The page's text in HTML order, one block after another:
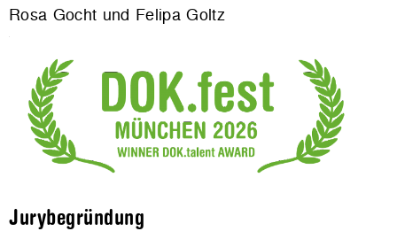
Rosa Gocht und Felipa Goltz
Jurybegründung